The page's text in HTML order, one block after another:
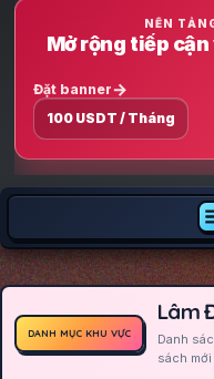
NỀN
Mở rộng tiếp
Đặt banner
100 USDT / Tháng
DANH MỤC KHU VỰC
Lâm
Danh
sách mới